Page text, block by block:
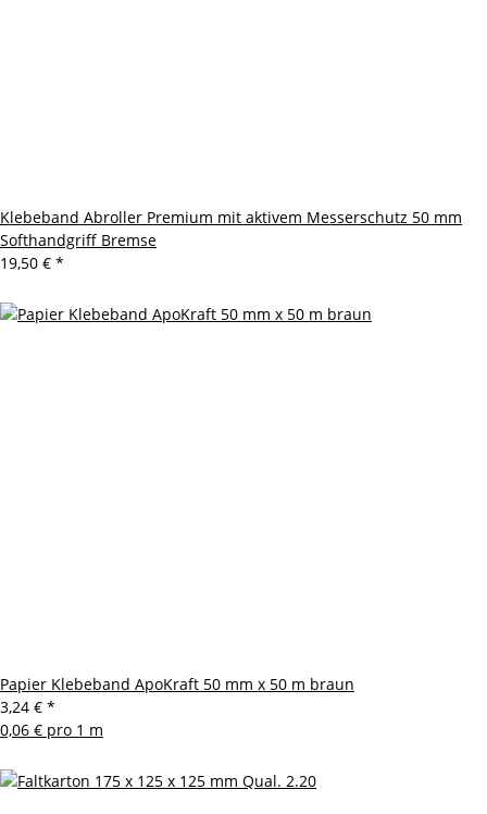
Klebeband Abroller Premium mit aktivem Messerschutz 50 mm
Softhandgriff Bremse
19,50 € *
Papier Klebeband ApoKraft 50 mm x 50 m braun
3,24 € *
0,06 € pro 1 m